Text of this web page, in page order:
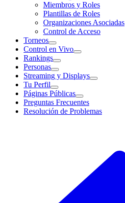
Miembros y Roles
Plantillas de Roles
Organizaciones Asociadas
Control de Acceso
Torneos
Control en Vivo
Rankings
Personas
Streaming y Displays
Tu Perfil
Páginas Públicas
Preguntas Frecuentes
Resolución de Problemas